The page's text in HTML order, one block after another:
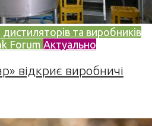
та виробників
Forum Актуально
відкриє виробничі